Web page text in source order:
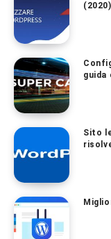
(2020)
guida
Sito